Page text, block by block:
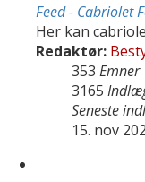
Feed - Cabriolet
Her kan
Redaktør:
353 Emner
3165
Seneste
15. nov